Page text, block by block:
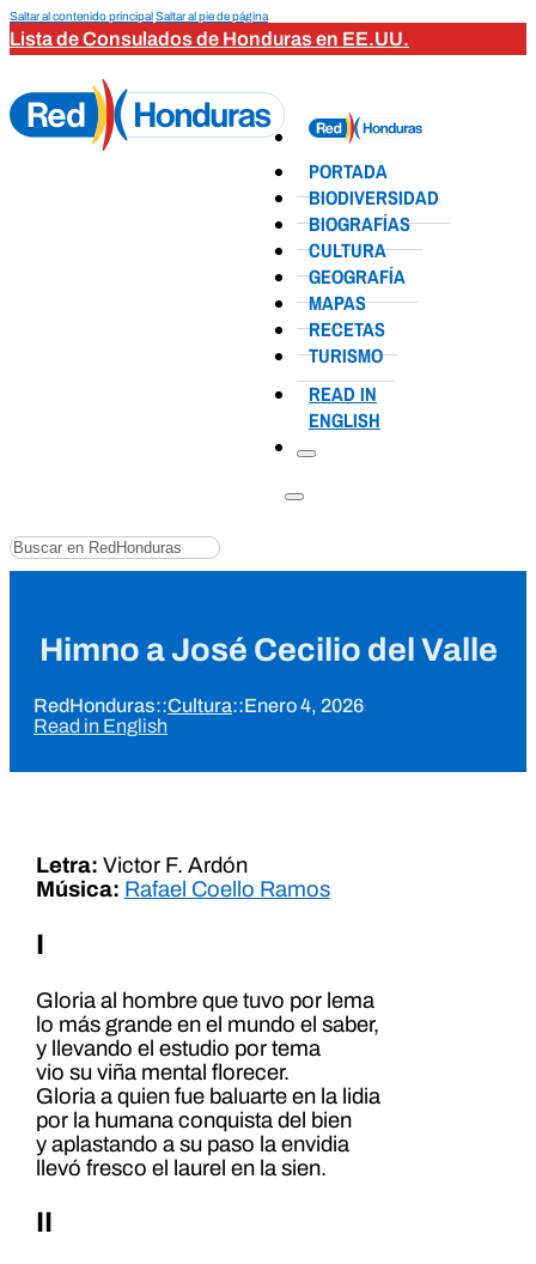
Saltar al contenido principalSaltar al pie de página
Lista de Consulados de Honduras en EE.UU.
PORTADA
BIODIVERSIDAD
BIOGRAFÍAS
CULTURA
GEOGRAFÍA
MAPAS
RECETAS
TURISMO
READ IN
ENGLISH
Buscar
Himno a José Cecilio del Valle
RedHonduras::Cultura::Enero 4, 2026
Read in English
Letra: Victor F. Ardón
Música: Rafael Coello Ramos
I
Gloria al hombre que tuvo por lema
lo más grande en el mundo el saber,
y llevando el estudio por tema
vio su viña mental florecer.
Gloria a quien fue baluarte en la lidia
por la humana conquista del bien
y aplastando a su paso la envidia
llevó fresco el laurel en la sien.
II